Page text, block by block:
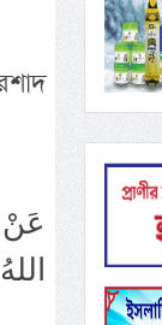
عَنْ